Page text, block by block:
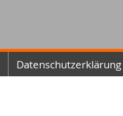
Datenschutzerklärung